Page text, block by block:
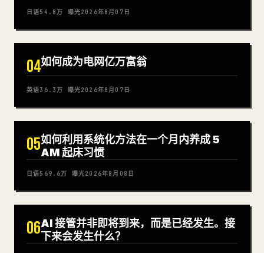
日语54.8万 曝光2026年8月07日
04如何成为电网亿万富翁
英语36.3万 曝光2026年8月07日
05如何利用系统化方法在一个月内养成 5
AM 起床习惯
日语569.6万 曝光2026年8月08日
06AI 接管并非即将到来，而是已经发生。接
下来会发生什么？